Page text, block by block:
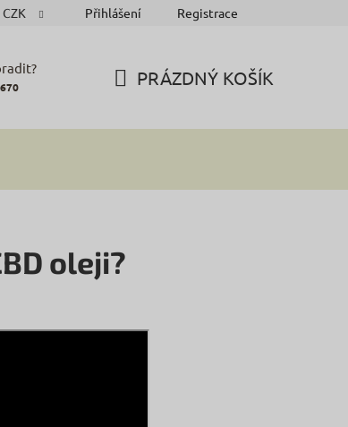
CZK Přihlášení Registrace
PRÁZDNÝ KOŠÍK
oleji?